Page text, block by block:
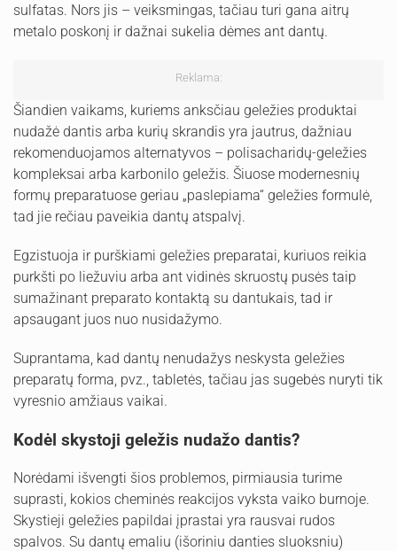
sulfatas. Nors jis – veiksmingas, tačiau turi gana aitrų
metalo poskonį ir dažnai sukelia dėmes ant dantų.
Reklama:
Šiandien vaikams, kuriems anksčiau geležies produktai
nudažė dantis arba kurių skrandis yra jautrus, dažniau
rekomenduojamos alternatyvos – polisacharidų-geležies
kompleksai arba karbonilo geležis. Šiuose modernesnių
formų preparatuose geriau „paslepiama“ geležies formulė,
tad jie rečiau paveikia dantų atspalvį.
Egzistuoja ir purškiami geležies preparatai, kuriuos reikia
purkšti po liežuviu arba ant vidinės skruostų pusės taip
sumažinant preparato kontaktą su dantukais, tad ir
apsaugant juos nuo nusidažymo.
Suprantama, kad dantų nenudažys neskysta geležies
preparatų forma, pvz., tabletės, tačiau jas sugebės nuryti tik
vyresnio amžiaus vaikai.
Kodėl skystoji geležis nudažo dantis?
Norėdami išvengti šios problemos, pirmiausia turime
suprasti, kokios cheminės reakcijos vyksta vaiko burnoje.
Skystieji geležies papildai įprastai yra rausvai rudos
spalvos. Su dantų emaliu (išoriniu danties sluoksniu)